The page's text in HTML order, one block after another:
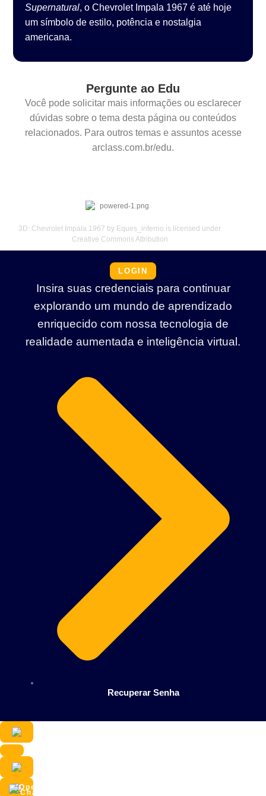
Supernatural, o Chevrolet Impala 1967 é até hoje
um símbolo de estilo, potência e nostalgia
americana.
Pergunte ao Edu
Você pode solicitar mais informações ou esclarecer
dúvidas sobre o tema desta página ou conteúdos
relacionados. Para outros temas e assuntos acesse
arclass.com.br/edu.
3D: Chevrolet Impala 1967 by Eques_inferno is licensed under
Creative Commons Attribution
LOGIN
Insira suas credenciais para continuar
explorando um mundo de aprendizado
enriquecido com nossa tecnologia de
realidade aumentada e inteligência virtual.
Recuperar Senha